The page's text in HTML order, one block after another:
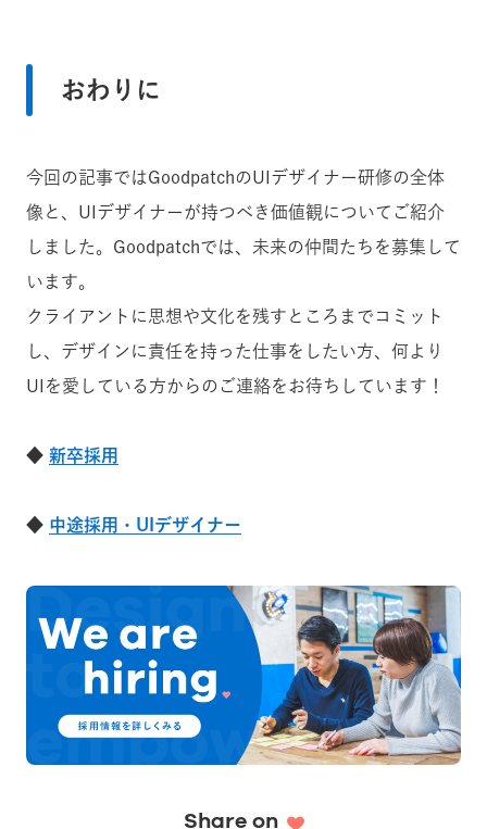
おわりに
今回の記事ではGoodpatchのUIデザイナー研修の全体
像と、UIデザイナーが持つべき価値観についてご紹介
しました。Goodpatchでは、未来の仲間たちを募集して
います。
クライアントに思想や文化を残すところまでコミット
し、デザインに責任を持った仕事をしたい方、何より
UIを愛している方からのご連絡をお待ちしています！
◆ 新卒採用
◆ 中途採用・UIデザイナー
Share on